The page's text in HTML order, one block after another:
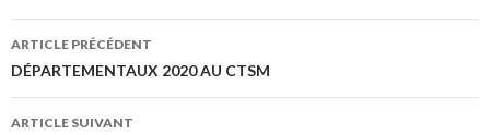
Navigation
des
articles
ARTICLE PRÉCÉDENT
DÉPARTEMENTAUX 2020 AU CTSM
ARTICLE SUIVANT